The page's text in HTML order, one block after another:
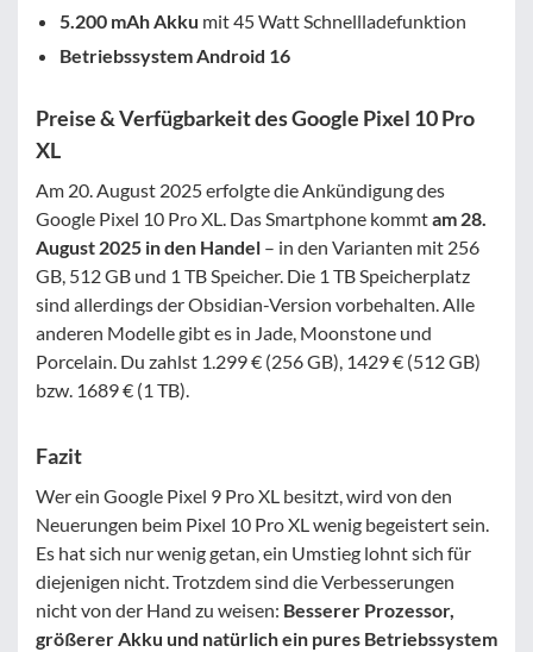
5.200 mAh Akku mit 45 Watt Schnellladefunktion
Betriebssystem Android 16
Preise & Verfügbarkeit des Google Pixel 10 Pro
XL
Am 20. August 2025 erfolgte die Ankündigung des
Google Pixel 10 Pro XL. Das Smartphone kommtam 28.
August 2025 in den Handel – in den Varianten mit 256
GB, 512 GB und 1 TB Speicher. Die 1 TB Speicherplatz
sind allerdings der Obsidian-Version vorbehalten. Alle
anderen Modelle gibt es in Jade, Moonstone und
Porcelain. Du zahlst 1.299 € (256 GB), 1429 € (512 GB)
bzw. 1689 € (1 TB).
Fazit
Wer ein Google Pixel 9 Pro XL besitzt, wird von den
Neuerungen beim Pixel 10 Pro XL wenig begeistert sein.
Es hat sich nur wenig getan, ein Umstieg lohnt sich für
diejenigen nicht. Trotzdem sind die Verbesserungen
nicht von der Hand zu weisen: Besserer Prozessor,
größerer Akku und natürlich ein pures Betriebssystem